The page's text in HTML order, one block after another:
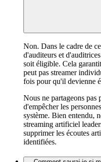
Non. Dans le cadre de
d'auditeurs et
soit éligible. Cela
peut pas streamer
fois pour qu'il devienne
Nous ne partageons
d'empêcher les
système. Bien entendu,
streaming artificiel
supprimer les écoutes
identifiées.